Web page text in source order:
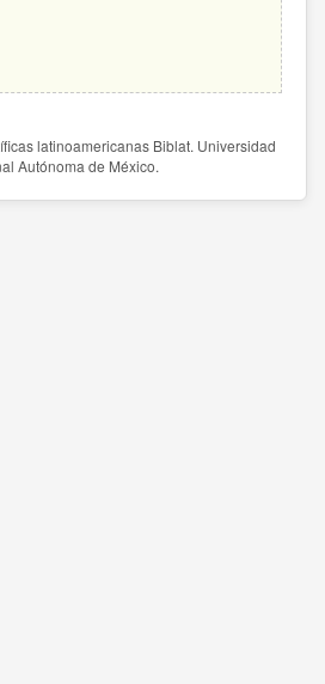
latinoamericanas Biblat. Universidad
Autónoma de México.